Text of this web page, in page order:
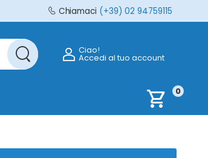
Chiamaci (+39) 02 94759115
Ciao!
Accedi al tuo account
shopping_cart 0